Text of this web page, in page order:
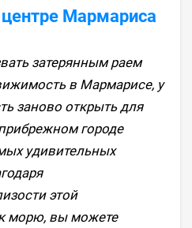
Мармариса
затерянным раем
в Мармарисе, у
заново открыть для
городе
удивительных
этой
морю, вы можете